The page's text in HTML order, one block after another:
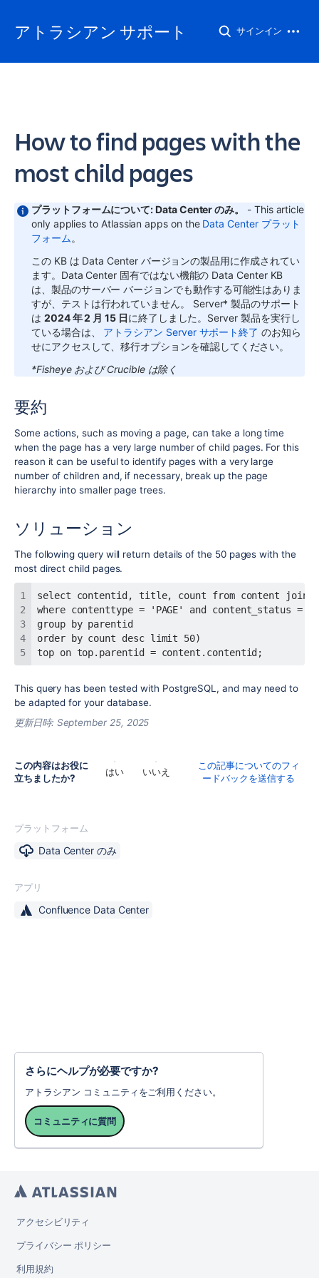
アトラシアン サポート サインイン
How to find pages with the
most child pages
プラットフォームについて: Data Center のみ。
- This article
only applies to Atlassian apps on the Data Center プラット
フォーム。
この KB は Data Center バージョンの製品用に作成されてい
ます。Data Center 固有ではない機能の Data Center KB
は、製品のサーバー バージョンでも動作する可能性はありま
すが、テストは行われていません。 Server* 製品のサポート
は 2024 年 2 月 15 日に終了しました。Server 製品を実行し
ている場合は、
アトラシアン Server サポート終了 のお知ら
せにアクセスして、移行オプションを確認してください。
*Fisheye および Crucible は除く
要約
Some actions, such as moving a page, can take a long time
when the page has a very large number of child pages. For this
reason it can be useful to identify pages with a very large
number of children and, if necessary, break up the page
hierarchy into smaller page trees.
ソリューション
The following query will return details of the 50 pages with the
most direct child pages.
top on top.parentid = content.contentid;
This query has been tested with PostgreSQL, and may need to
be adapted for your database.
更新日時: September 25, 2025
この内容はお役に
立ちましたか?
はい いいえ
この記事についてのフィ
ードバックを送信する
プラットフォーム
Data Center のみ
アプリ
Confluence Data Center
さらにヘルプが必要ですか?
アトラシアン コミュニティをご利用ください。
コミュニティに質問
アクセシビリティ
プライバシー ポリシー
利用規約